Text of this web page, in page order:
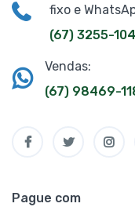
fixo e
(67) 3255-
Vendas:
(67) 98469-
Pague com